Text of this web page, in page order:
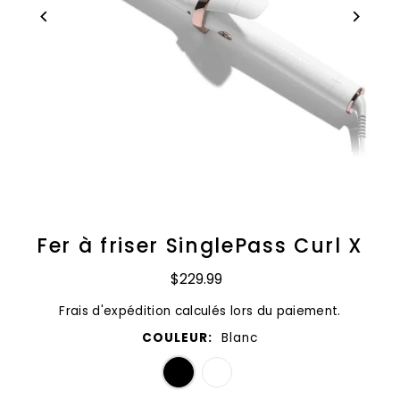
Fer à friser SinglePass Curl X
$229.99
Frais d'expédition calculés lors du paiement.
COULEUR: Blanc